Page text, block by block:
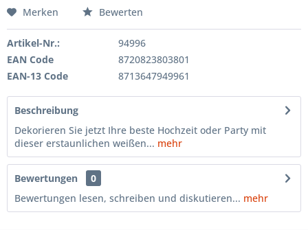
Merken Bewerten
Artikel-Nr.:
94996
EAN Code
8720823803801
EAN-13 Code
8713647949961
Beschreibung
Dekorieren Sie jetzt Ihre beste Hochzeit oder Party mit
dieser erstaunlichen weißen... mehr
Bewertungen
0
Bewertungen lesen, schreiben und diskutieren... mehr